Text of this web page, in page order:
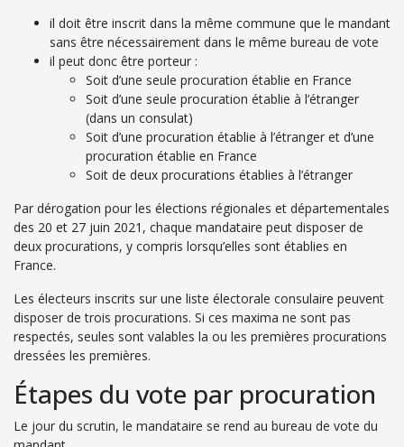
il doit être inscrit dans la même commune que le mandant
sans être nécessairement dans le même bureau de vote
il peut donc être porteur :
Soit d’une seule procuration établie en France
Soit d’une seule procuration établie à l’étranger
(dans un consulat)
Soit d’une procuration établie à l’étranger et d’une
procuration établie en France
Soit de deux procurations établies à l’étranger
Par dérogation pour les élections régionales et départementales
des 20 et 27 juin 2021, chaque mandataire peut disposer de
deux procurations, y compris lorsqu’elles sont établies en
France.
Les électeurs inscrits sur une liste électorale consulaire peuvent
disposer de trois procurations. Si ces maxima ne sont pas
respectés, seules sont valables la ou les premières procurations
dressées les premières.
Étapes du vote par procuration
Le jour du scrutin, le mandataire se rend au bureau de vote du